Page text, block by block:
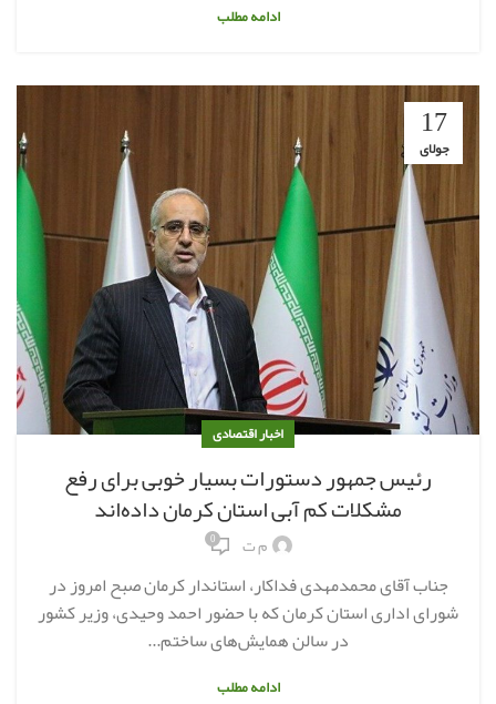
ادامه مطلب
17
جولای
اخبار اقتصادی
رئیس جمهور دستورات بسیار خوبی برای رفع
مشکلات کم آبی استان کرمان داده‌اند
م ت 0
جناب آقای محمدمهدی فداکار، استاندار کرمان صبح امروز در
شورای اداری استان کرمان که با حضور احمد وحیدی، وزیر کشور
در سالن همایش‌های ساختم...
ادامه مطلب